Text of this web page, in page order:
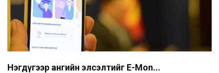
Нэгдүгээр ангийн элсэлтийг E-Mon...